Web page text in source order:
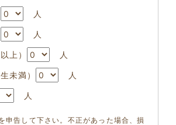
人
人
上） 人
未満） 人
人
申告して下さい。不正があった場合、損